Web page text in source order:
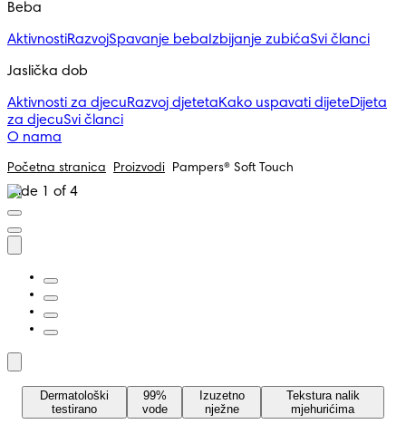
Beba
AktivnostiRazvojSpavanje beba Izbijanje zubićaSvi članci
Jaslička dob
Aktivnosti za djecuRazvoj djetetaKako uspavati dijeteDijeta
za djecuSvi članci
O nama
Početna stranica Proizvodi Pampers® Soft Touch
Slide 1 of 4
Dermatološki
testirano
99%
vode
Izuzetno
nježne
Tekstura nalik
mjehurićima